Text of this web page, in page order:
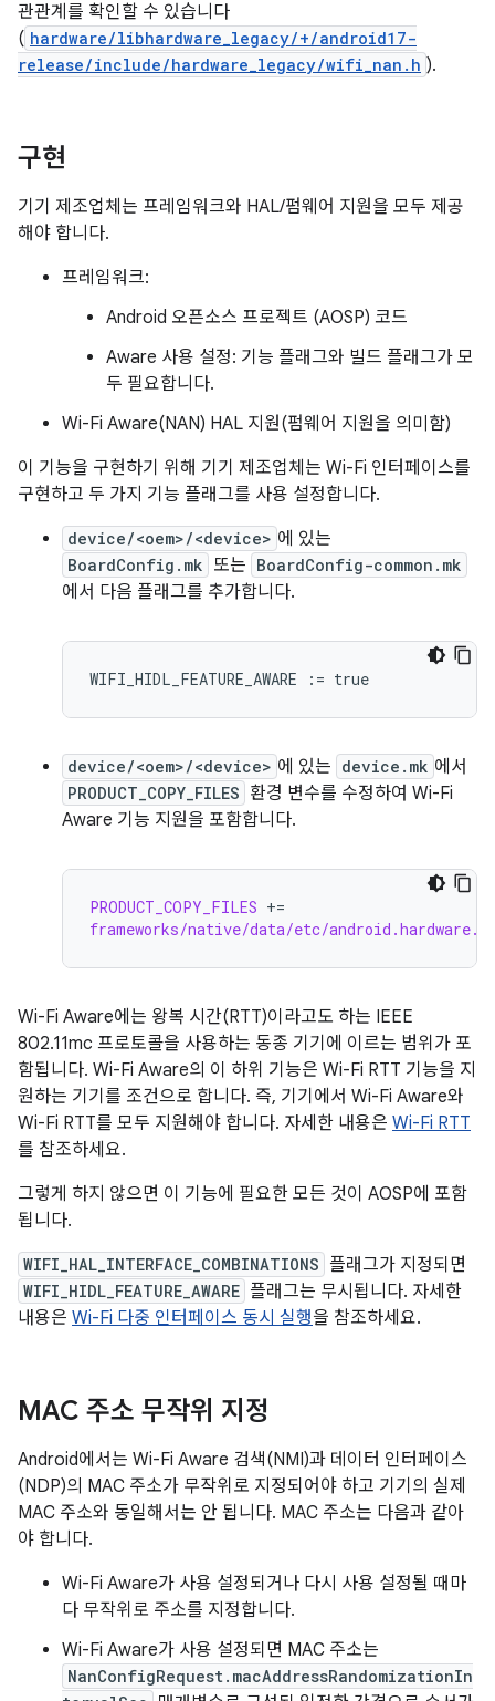
관관계를 확인할 수 있습니다
( hardware/libhardware_legacy/+/android17-
release/include/hardware_legacy/wifi_nan.h ).
구현
기기 제조업체는 프레임워크와 HAL/펌웨어 지원을 모두 제공
해야 합니다.
프레임워크:
Android 오픈소스 프로젝트 (AOSP) 코드
Aware 사용 설정: 기능 플래그와 빌드 플래그가 모
두 필요합니다.
Wi-Fi Aware(NAN) HAL 지원(펌웨어 지원을 의미함)
이 기능을 구현하기 위해 기기 제조업체는 Wi-Fi 인터페이스를
구현하고 두 가지 기능 플래그를 사용 설정합니다.
device/<oem>/<device> 에 있는
BoardConfig.mk 또는 BoardConfig-common.mk
에서 다음 플래그를 추가합니다.
WIFI_HIDL_FEATURE_AWARE := true
device/<oem>/<device> 에 있는 device.mk 에서
PRODUCT_COPY_FILES 환경 변수를 수정하여 Wi-Fi
Aware 기능 지원을 포함합니다.
PRODUCT_COPY_FILES +=
frameworks/native/data/etc/
Wi-Fi Aware에는 왕복 시간(RTT)이라고도 하는 IEEE
802.11mc 프로토콜을 사용하는 동종 기기에 이르는 범위가 포
함됩니다. Wi-Fi Aware의 이 하위 기능은 Wi-Fi RTT 기능을 지
원하는 기기를 조건으로 합니다. 즉, 기기에서 Wi-Fi Aware와
Wi-Fi RTT를 모두 지원해야 합니다. 자세한 내용은 Wi-Fi RTT
를 참조하세요.
그렇게 하지 않으면 이 기능에 필요한 모든 것이 AOSP에 포함
됩니다.
WIFI_HAL_INTERFACE_COMBINATIONS 플래그가 지정되면
WIFI_HIDL_FEATURE_AWARE 플래그는 무시됩니다. 자세한
내용은 Wi-Fi 다중 인터페이스 동시 실행을 참조하세요.
MAC 주소 무작위 지정
Android에서는 Wi-Fi Aware 검색(NMI)과 데이터 인터페이스
(NDP)의 MAC 주소가 무작위로 지정되어야 하고 기기의 실제
MAC 주소와 동일해서는 안 됩니다. MAC 주소는 다음과 같아
야 합니다.
Wi-Fi Aware가 사용 설정되거나 다시 사용 설정될 때마
다 무작위로 주소를 지정합니다.
Wi-Fi Aware가 사용 설정되면 MAC 주소는
NanConfigRequest.macAddressRandomizationIn